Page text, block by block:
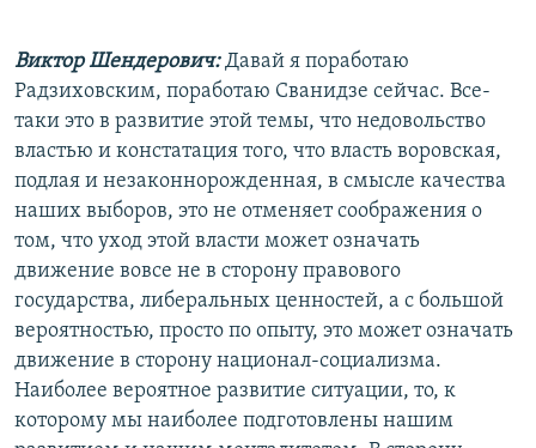
Виктор Шендерович:Давай я поработаю
Радзиховским, поработаю Сванидзе сейчас. Все-
таки это в развитие этой темы, что недовольство
властью и констатация того, что власть воровская,
подлая и незаконнорожденная, в смысле качества
наших выборов, это не отменяет соображения о
том, что уход этой власти может означать
движение вовсе не в сторону правового
государства, либеральных ценностей, а с большой
вероятностью, просто по опыту, это может означать
движение в сторону национал-социализма.
Наиболее вероятное развитие ситуации, то, к
которому мы наиболее подготовлены нашим